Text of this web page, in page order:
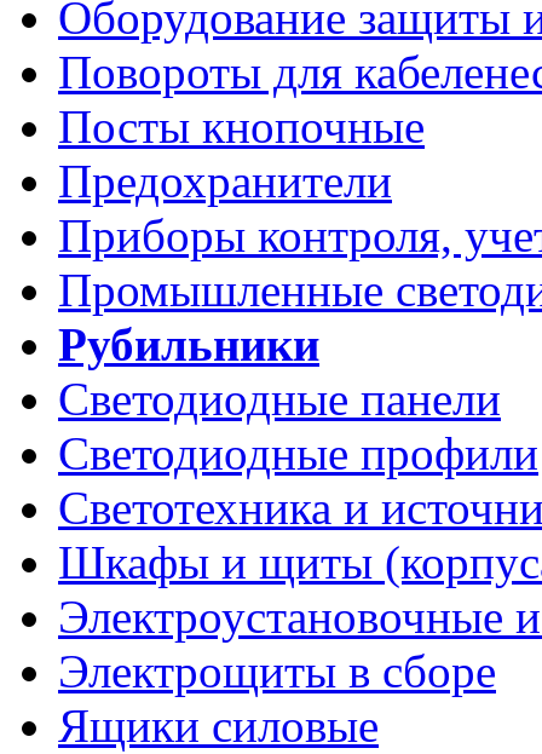
Оборудование защиты
Повороты для
Посты кнопочные
Предохранители
Приборы контроля,
Промышленные
Рубильники
Светодиодные панели
Светодиодные профили
Светотехника и
Шкафы и щиты
Электроустановочные
Электрощиты в сборе
Ящики силовые